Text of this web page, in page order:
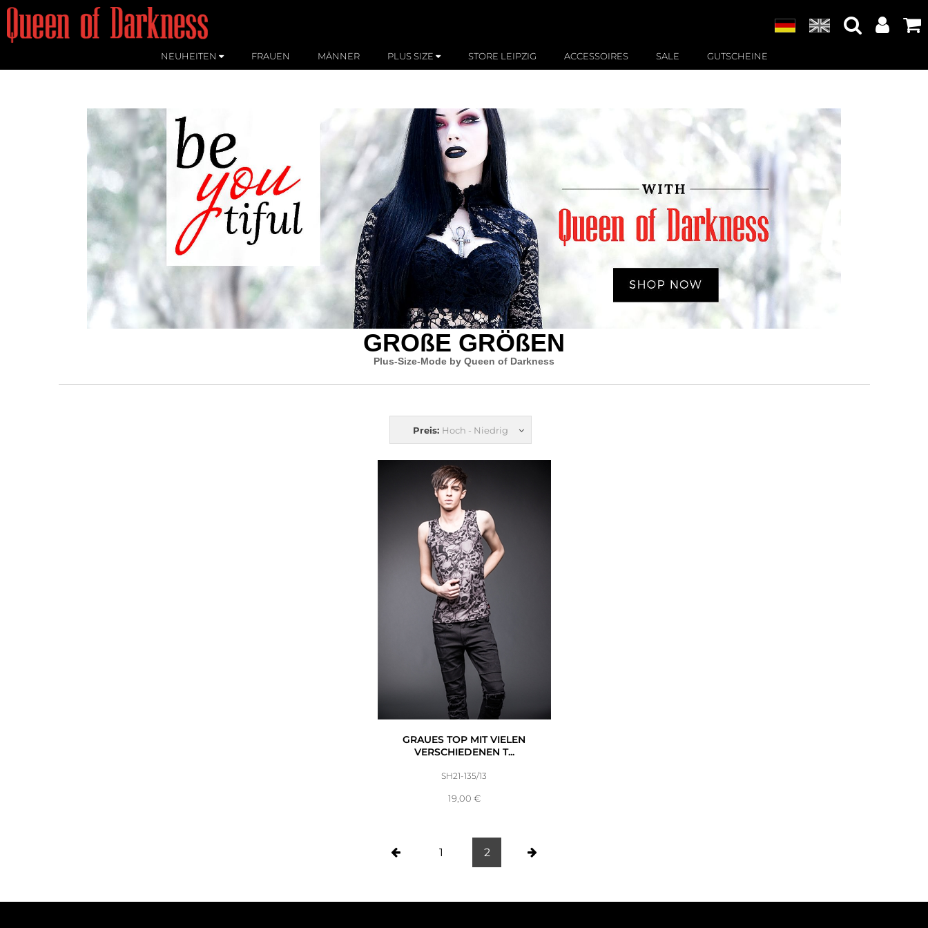
NEUHEITEN FRAUEN MÄNNER PLUS SIZE STORE LEIPZIG ACCESSOIRES SALE GUTSCHEINE
GROßE GRÖßEN
Plus-Size-Mode by Queen of Darkness
Preis: Hoch - Niedrig
GRAUES TOP MIT VIELEN
VERSCHIEDENEN T...
SH21-135/13
19,00 €
1 2